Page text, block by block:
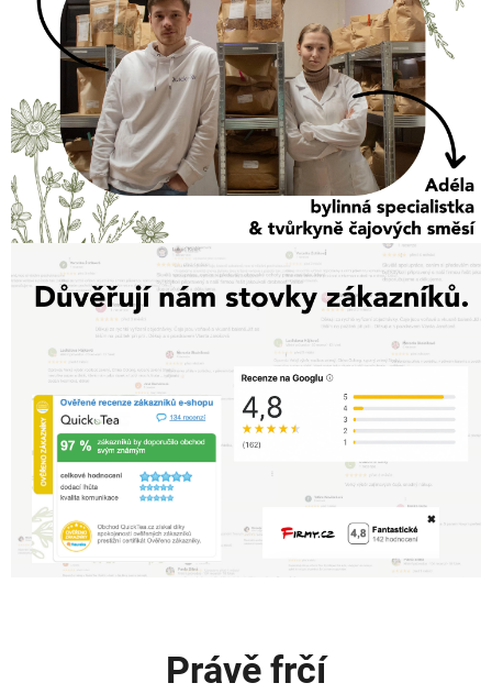
Právě frčí